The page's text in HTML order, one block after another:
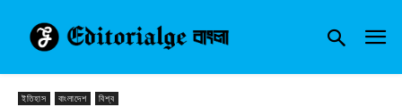
ইতিহাস বাংলাদেশ বিশ্ব